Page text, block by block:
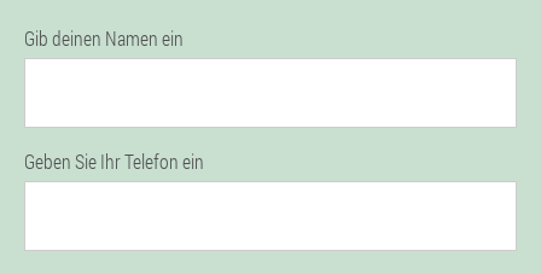
Gib deinen Namen ein
Geben Sie Ihr Telefon ein